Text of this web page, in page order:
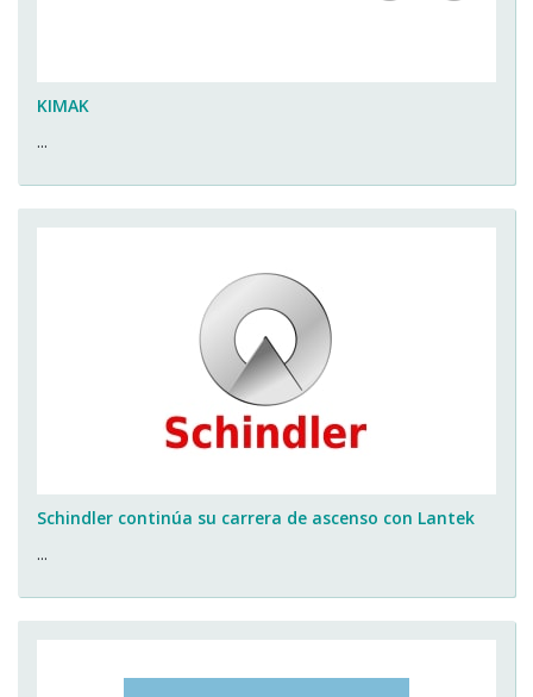
KIMAK
...
Schindler continúa su carrera de ascenso con Lantek
...